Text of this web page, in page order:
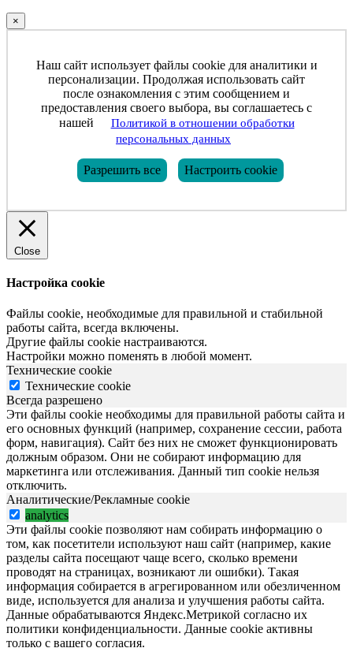
×
Наш сайт использует файлы cookie для аналитики и
персонализации. Продолжая использовать сайт
после ознакомления с этим сообщением и
предоставления своего выбора, вы соглашаетесь с
нашей
Политикой в отношении обработки
персональных данных
Разрешить все Настроить cookie
Close
Настройка cookie
Файлы cookie, необходимые для правильной и стабильной
работы сайта, всегда включены.
Другие файлы cookie настраиваются.
Настройки можно поменять в любой момент.
Технические cookie
Технические cookie
Всегда разрешено
Эти файлы cookie необходимы для правильной работы сайта и
его основных функций (например, сохранение сессии, работа
форм, навигация). Сайт без них не сможет функционировать
должным образом. Они не собирают информацию для
маркетинга или отслеживания. Данный тип cookie нельзя
отключить.
Аналитические/Рекламные cookie
analytics
Эти файлы cookie позволяют нам собирать информацию о
том, как посетители используют наш сайт (например, какие
разделы сайта посещают чаще всего, сколько времени
проводят на страницах, возникают ли ошибки). Такая
информация собирается в агрегированном или обезличенном
виде, используется для анализа и улучшения работы сайта.
Данные обрабатываются Яндекс.Метрикой согласно их
политики конфиденциальности. Данные cookie активны
только с вашего согласия.